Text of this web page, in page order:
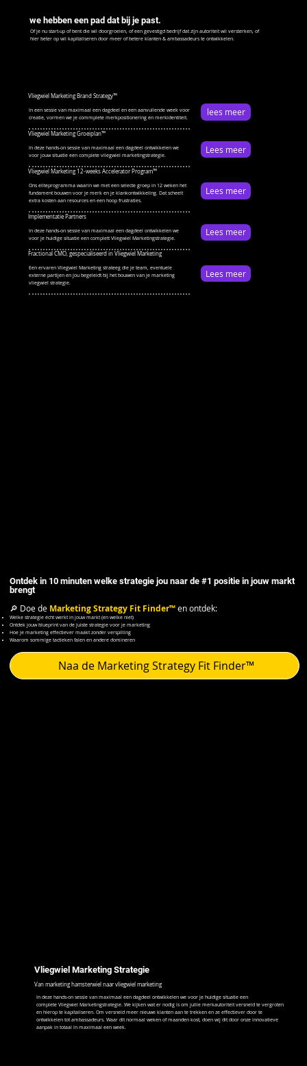
we hebben een pad dat bij je past.
Of je nu start-up of bent die wil doorgroeien, of een gevestigd bedrijf dat zijn autoriteit wil versterken, of
hier beter op wil kapitaliseren door meer of betere klanten & ambassadeurs te ontwikkelen.
Vliegwiel Marketing Brand Strategy™
In een sessie van maximaal een dagdeel en een aanvullende week voor
creatie, vormen we je commplete merkpositionering en merkidentiteit.
lees meer
Vliegwiel Marketing Groeiplan™
In deze hands-on sessie van maximaal een dagdeel ontwikkelen we
voor jouw situatie een complete vliegwiel marketingstrategie.
Lees meer
Vliegwiel Marketing 12-weeks Accelerator Program™
Ons eliteprogramma waarin we met een selecte groep in 12 weken het
fundament bouwen voor je merk en je klankontwikkeling. Dat scheelt
extra kosten aan resources en een hoop frustraties.
Lees meer
Implementatie Partners
In deze hands-on sessie van maximaal een dagdeel ontwikkelen we
voor je huidige situatie een complett Vliegwiel Marketingstrategie.
Lees meer
Fractional CMO, gespecialiseerd in Vliegwiel Marketing
Een ervaren Vliegwiel Marketing strateeg die je team, eventuele
externe partijen en jou begeleidt bij het bouwen van je marketing
vliegwiel strategie.
Lees meer
Ontdek in 10 minuten welke strategie jou naar de #1 positie in jouw markt
brengt
🔎 Doe de Marketing Strategy Fit Finder™ en ontdek:
Welke strategie écht werkt in jouw markt (en welke niet)
Ontdek jouw blueprint van de juiste strategie voor je marketing
​​Hoe je marketing effectiever maakt zonder verspilling
Waarom sommige tactieken falen en andere domineren
Naa de Marketing Strategy Fit Finder™
Vliegwiel Marketing Strategie
Van marketing hamsterwiel naar vliegwiel marketing
In deze hands-on sessie van maximaal een dagdeel ontwikkelen we voor je huidige situatie een
complete Vliegwiel Marketingstrategie. We kijken wat er nodig is om jullie merkautoriteit versneld te vergroten
en hierop te kapitaliseren. Om versneld meer nieuwe klanten aan te trekken en ze effectiever door te
ontwikkelen tot ambassadeurs. Waar dit normaal weken of maanden kost, doen wij dit door onze innovatieve
aanpak in totaal in maximaal een week.